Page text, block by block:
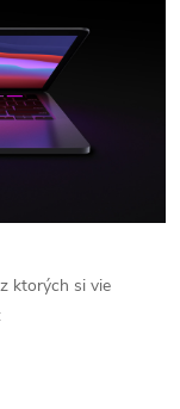
ktorých si vie